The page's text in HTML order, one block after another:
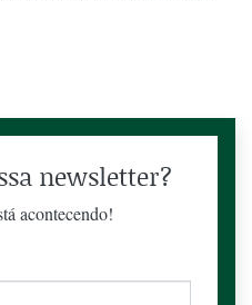
newsletter?
acontecendo!